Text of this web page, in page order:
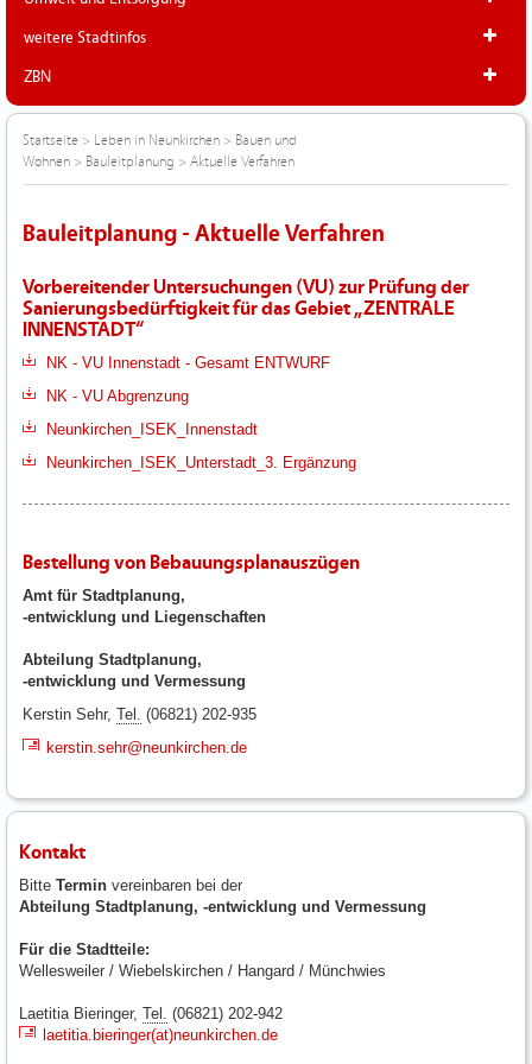
weitere Stadtinfos
ZBN
Startseite > Leben in Neunkirchen > Bauen und
Wohnen > Bauleitplanung > Aktuelle Verfahren
Bauleitplanung - Aktuelle Verfahren
Vorbereitender Untersuchungen (VU) zur Prüfung der
Sanierungsbedürftigkeit für das Gebiet „ZENTRALE
INNENSTADT“
NK - VU Innenstadt - Gesamt ENTWURF
NK - VU Abgrenzung
Neunkirchen_ISEK_Innenstadt
Neunkirchen_ISEK_Unterstadt_3. Ergänzung
Bestellung von Bebauungsplanauszügen
Amt für Stadtplanung,
-entwicklung und Liegenschaften
Abteilung Stadtplanung,
-entwicklung und Vermessung
Kerstin Sehr, Tel. (06821) 202-935
kerstin.sehr@neunkirchen.de
Kontakt
Bitte Termin vereinbaren bei der
Abteilung Stadtplanung, -entwicklung und Vermessung
Für die Stadtteile:
Wellesweiler / Wiebelskirchen / Hangard / Münchwies
Laetitia Bieringer, Tel. (06821) 202-942
laetitia.bieringer(at)neunkirchen.de